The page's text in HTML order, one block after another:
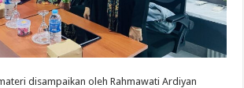
disampaikan oleh Rahmawati Ardiyan